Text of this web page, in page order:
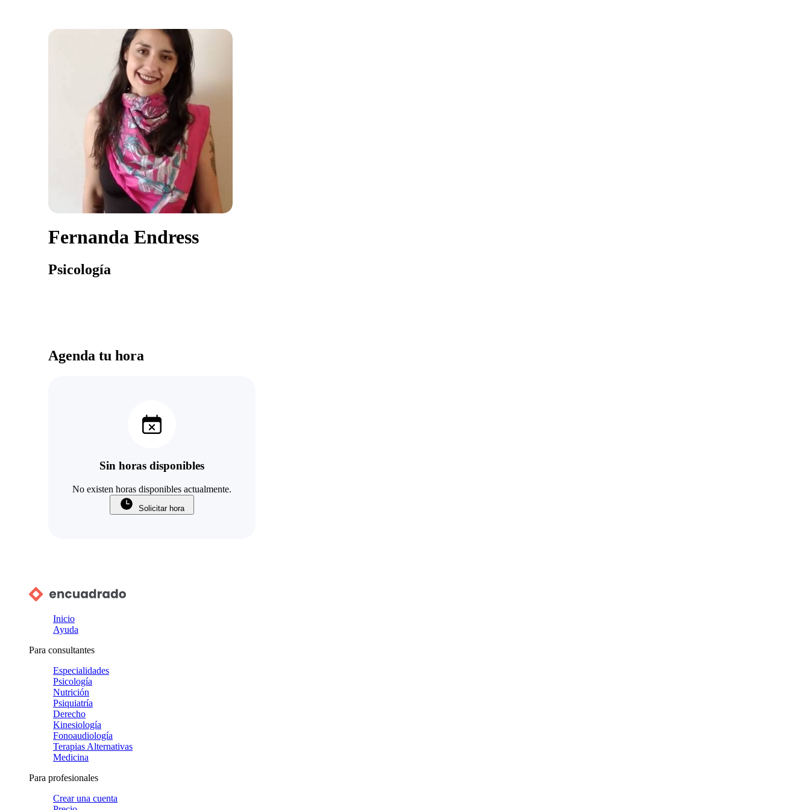
Fernanda Endress
Psicología
Agenda tu hora
Sin horas disponibles
No existen horas disponibles actualmente.
Solicitar hora
Inicio
Ayuda
Para consultantes
Especialidades
Psicología
Nutrición
Psiquiatría
Derecho
Kinesiología
Fonoaudiología
Terapias Alternativas
Medicina
Para profesionales
Crear una cuenta